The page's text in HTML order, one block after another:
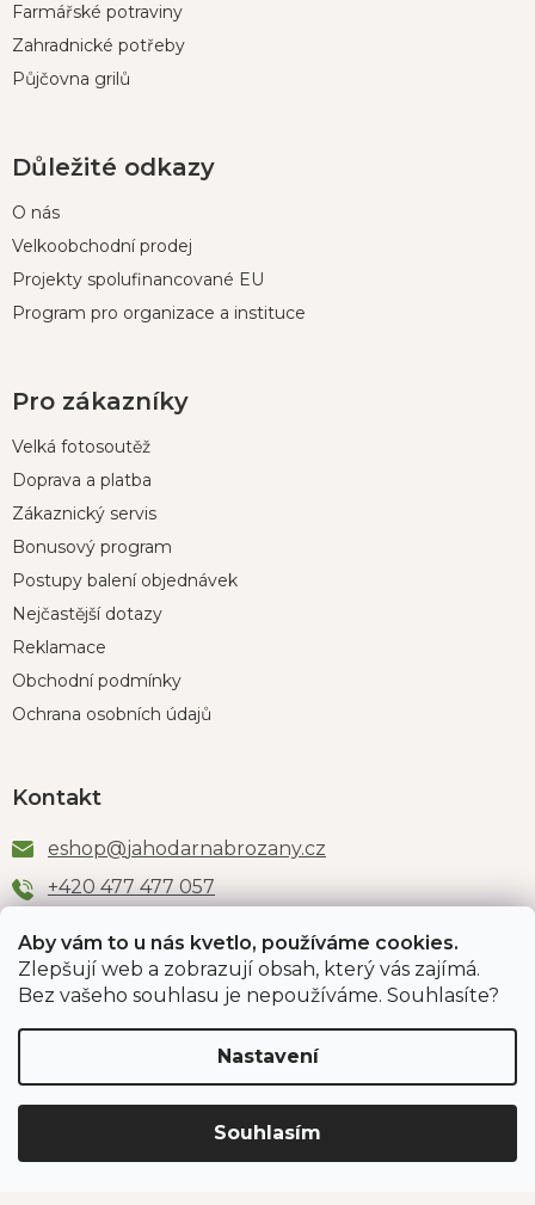
Aby vám to u nás kvetlo, používáme cookies.
Zlepšují web a zobrazují obsah, který vás zajímá.
Bez vašeho souhlasu je nepoužíváme. Souhlasíte?
Nastavení
Souhlasím
Farmářské potraviny
Zahradnické potřeby
Půjčovna grilů
Důležité odkazy
O nás
Velkoobchodní prodej
Projekty spolufinancované EU
Program pro organizace a instituce
Pro zákazníky
Velká fotosoutěž
Doprava a platba
Zákaznický servis
Bonusový program
Postupy balení objednávek
Nejčastější dotazy
Reklamace
Obchodní podmínky
Ochrana osobních údajů
Kontakt
eshop@jahodarnabrozany.cz
+420 477 477 057
Odběr newsletteru
PŘIHLÁSIT SE